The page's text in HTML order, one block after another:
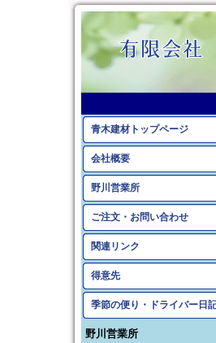
青木建材トップページ
会社概要
野川営業所
ご注文・お問い合わせ
関連リンク
得意先
季節の便り・ドライバー日
野川営業所